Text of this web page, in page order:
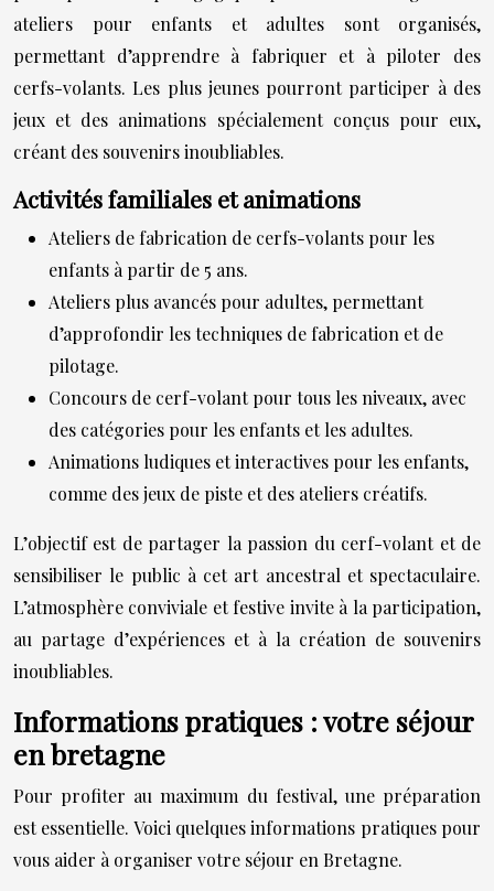
ateliers pour enfants et adultes sont organisés,
permettant d’apprendre à fabriquer et à piloter des
cerfs-volants. Les plus jeunes pourront participer à des
jeux et des animations spécialement conçus pour eux,
créant des souvenirs inoubliables.
Activités familiales et animations
Ateliers de fabrication de cerfs-volants pour les
enfants à partir de 5 ans.
Ateliers plus avancés pour adultes, permettant
d’approfondir les techniques de fabrication et de
pilotage.
Concours de cerf-volant pour tous les niveaux, avec
des catégories pour les enfants et les adultes.
Animations ludiques et interactives pour les enfants,
comme des jeux de piste et des ateliers créatifs.
L’objectif est de partager la passion du cerf-volant et de
sensibiliser le public à cet art ancestral et spectaculaire.
L’atmosphère conviviale et festive invite à la participation,
au partage d’expériences et à la création de souvenirs
inoubliables.
Informations pratiques : votre séjour
en bretagne
Pour profiter au maximum du festival, une préparation
est essentielle. Voici quelques informations pratiques pour
vous aider à organiser votre séjour en Bretagne.